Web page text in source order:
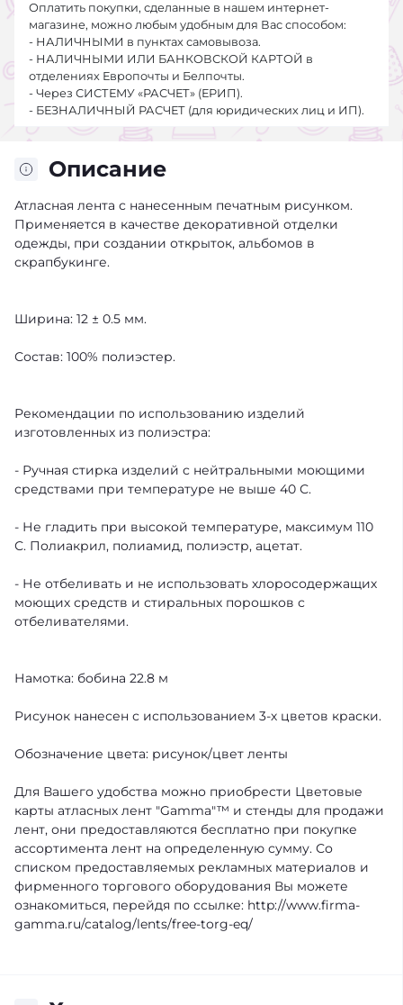
Описание
Атласная лента с нанесенным печатным рисунком.
Применяется в качестве декоративной отделки
одежды, при создании открыток, альбомов в
скрапбукинге.
Ширина: 12 ± 0.5 мм.
Состав: 100% полиэстер.
Рекомендации по использованию изделий
изготовленных из полиэстра:
- Ручная стирка изделий с нейтральными моющими
средствами при температуре не выше 40 С.
- Не гладить при высокой температуре, максимум 110
С. Полиакрил, полиамид, полиэстр, ацетат.
- Не отбеливать и не использовать хлоросодержащих
моющих средств и стиральных порошков с
отбеливателями.
Намотка: бобина 22.8 м
Рисунок нанесен с использованием 3-х цветов краски.
Обозначение цвета: рисунок/цвет ленты
Для Вашего удобства можно приобрести Цветовые
карты атласных лент "Gamma"™ и стенды для продажи
лент, они предоставляются бесплатно при покупке
ассортимента лент на определенную сумму. Со
списком предоставляемых рекламных материалов и
фирменного торгового оборудования Вы можете
ознакомиться, перейдя по ссылке: http://www.firma-
gamma.ru/catalog/lents/free-torg-eq/
Оплатить покупки, сделанные в нашем интернет-
магазине, можно любым удобным для Вас способом:
- НАЛИЧНЫМИ в пунктах самовывоза.
- НАЛИЧНЫМИ ИЛИ БАНКОВСКОЙ КАРТОЙ в
отделениях Европочты и Белпочты.
- Через СИСТЕМУ «РАСЧЕТ» (ЕРИП).
- БЕЗНАЛИЧНЫЙ РАСЧЕТ (для юридических лиц и ИП).